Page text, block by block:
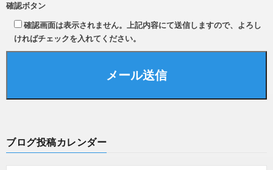
確認ボタン
確認画面は表示されません。上記内容にて送信しますので、よろし
ければチェックを入れてください。
ブログ投稿カレンダー